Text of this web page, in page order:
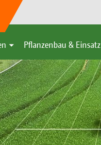
Pflanzenbau & Einsatz